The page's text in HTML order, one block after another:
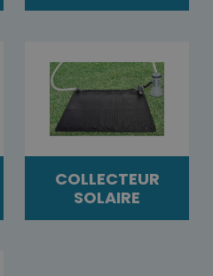
COLLECTEUR
SOLAIRE